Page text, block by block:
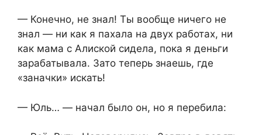
— Конечно, не знал! Ты вообще ничего не
знал — ни как я пахала на двух работах, ни
как мама с Алиской сидела, пока я деньги
зарабатывала. Зато теперь знаешь, где
«заначки» искать!
— Юль… — начал было он, но я перебила: